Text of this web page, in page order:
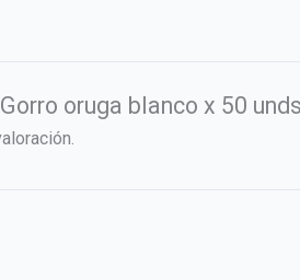
oruga blanco x 50